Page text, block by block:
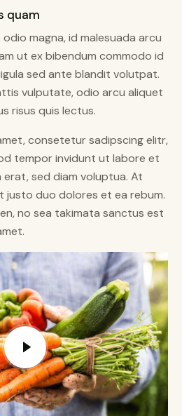
quam
magna, id malesuada arcu
ut ex bibendum commodo id
sed ante blandit volutpat.
vulputate, odio arcu aliquet
risus quis lectus.
consetetur sadipscing elitr,
tempor invidunt ut labore et
sed diam voluptua. At
justo duo dolores et ea rebum.
no sea takimata sanctus est